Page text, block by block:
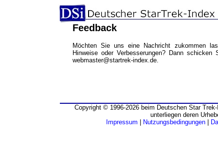
Feedback
Möchten Sie uns eine Nachricht zukommen
Hinweise oder Verbesserungen? Dann
webmaster@startrek-index.de.
Copyright © 1996-2026 beim Deutschen Star
unterliegen deren
Impressum
Nutzungsbedingungen